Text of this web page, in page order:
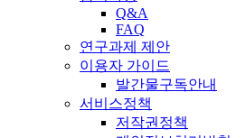
Q&A
FAQ
연구과제 제안
이용자 가이드
발간물구독안내
서비스정책
저작권정책